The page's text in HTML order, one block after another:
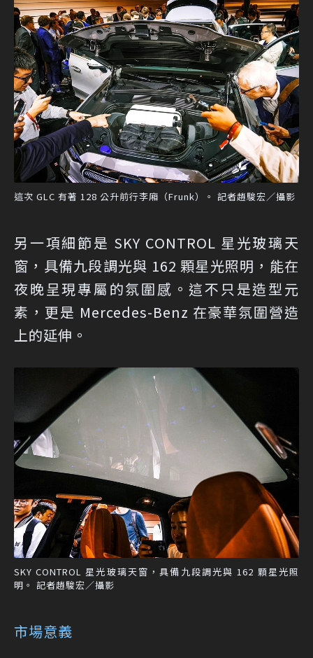
這次 GLC 有著 128 公升前行李廂（Frunk）。 記者趙駿宏／攝影
另一項細節是 SKY CONTROL 星光玻璃天
窗，具備九段調光與 162 顆星光照明，能在
夜晚呈現專屬的氛圍感。這不只是造型元
素，更是 Mercedes-Benz 在豪華氛圍營造
上的延伸。
SKY CONTROL 星光玻璃天窗，具備九段調光與 162 顆星光照
明。 記者趙駿宏／攝影
市場意義